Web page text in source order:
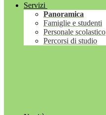
Servizi
Panoramica
Famiglie e studenti
Personale scolastico
Percorsi di studio